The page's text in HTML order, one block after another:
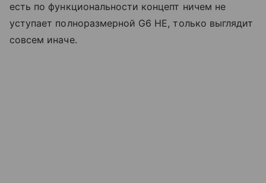
есть по функциональности концепт ничем не
уступает полноразмерной G6 HE, только выглядит
совсем иначе.